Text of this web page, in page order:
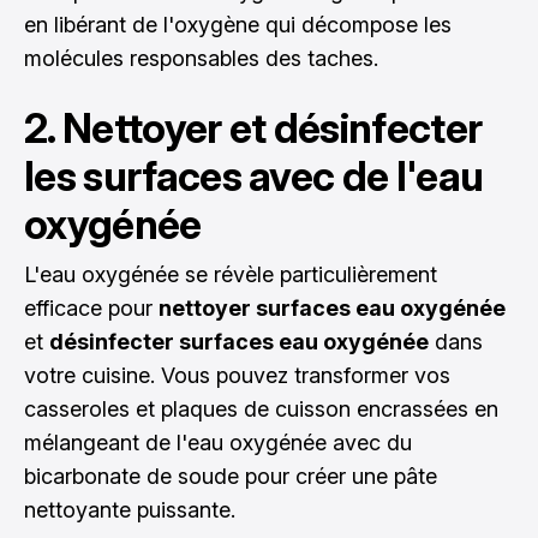
en libérant de l'oxygène qui décompose les
molécules responsables des taches.
2. Nettoyer et désinfecter
les surfaces avec de l'eau
oxygénée
L'eau oxygénée se révèle particulièrement
efficace pour nettoyer surfaces eau oxygénée
et désinfecter surfaces eau oxygénée dans
votre cuisine. Vous pouvez transformer vos
casseroles et plaques de cuisson encrassées en
mélangeant de l'eau oxygénée avec du
bicarbonate de soude pour créer une pâte
nettoyante puissante.